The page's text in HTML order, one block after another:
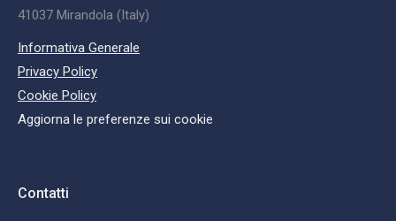
41037 Mirandola (Italy)
Informativa Generale
Privacy Policy
Cookie Policy
Aggiorna le preferenze sui cookie
Contatti